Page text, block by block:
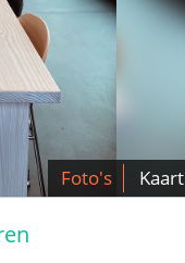
Foto's Kaart